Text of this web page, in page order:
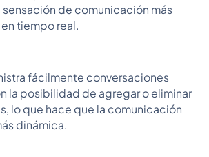
sensación de comunicación más
tiempo real.
fácilmente conversaciones
la posibilidad de agregar o eliminar
lo que hace que la comunicación
dinámica.